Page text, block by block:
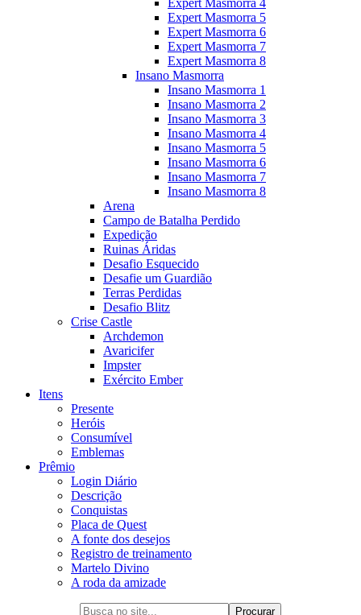
Expert Masmorra 4
Expert Masmorra 5
Expert Masmorra 6
Expert Masmorra 7
Expert Masmorra 8
Insano Masmorra
Insano Masmorra 1
Insano Masmorra 2
Insano Masmorra 3
Insano Masmorra 4
Insano Masmorra 5
Insano Masmorra 6
Insano Masmorra 7
Insano Masmorra 8
Arena
Campo de Batalha Perdido
Expedição
Ruinas Áridas
Desafio Esquecido
Desafie um Guardião
Terras Perdidas
Desafio Blitz
Crise Castle
Archdemon
Avaricifer
Impster
Exército Ember
Itens
Presente
Heróis
Consumível
Emblemas
Prêmio
Login Diário
Descrição
Conquistas
Placa de Quest
A fonte dos desejos
Registro de treinamento
Martelo Divino
A roda da amizade